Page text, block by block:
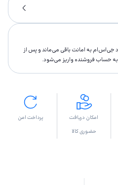
جی‌اس‌ام به امانت باقى مى‌ماند و پس از
به حساب فروشنده واريز مى‌شود.
امکان دریافت
حضوری کالا
پرداخت امن